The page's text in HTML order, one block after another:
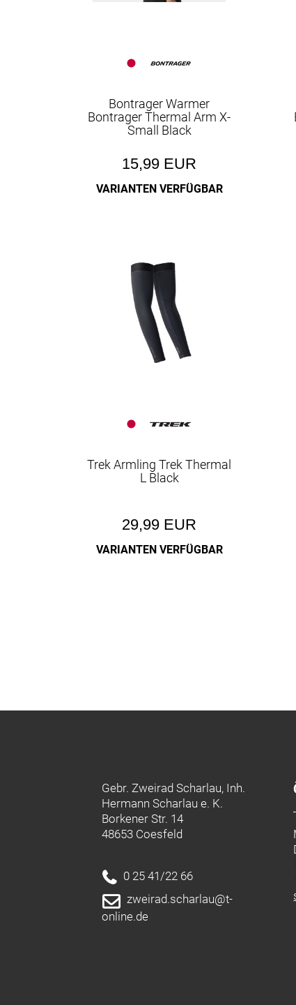
Bontrager Warmer
Bontrager Thermal Arm X-
Small Black
15,99 EUR
VARIANTEN VERFÜGBAR
Trek Armling Trek Thermal
L Black
29,99 EUR
VARIANTEN VERFÜGBAR
Gebr. Zweirad Scharlau, Inh.
Hermann Scharlau e. K.
Borkener Str. 14
48653 Coesfeld
0 25 41/22 66
zweirad.scharlau@t-
online.de